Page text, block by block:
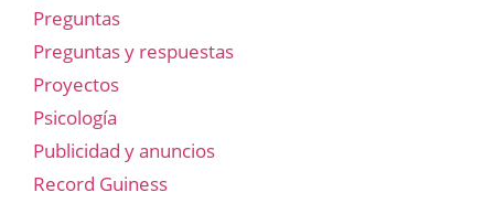
Preguntas
Preguntas y respuestas
Proyectos
Psicología
Publicidad y anuncios
Record Guiness